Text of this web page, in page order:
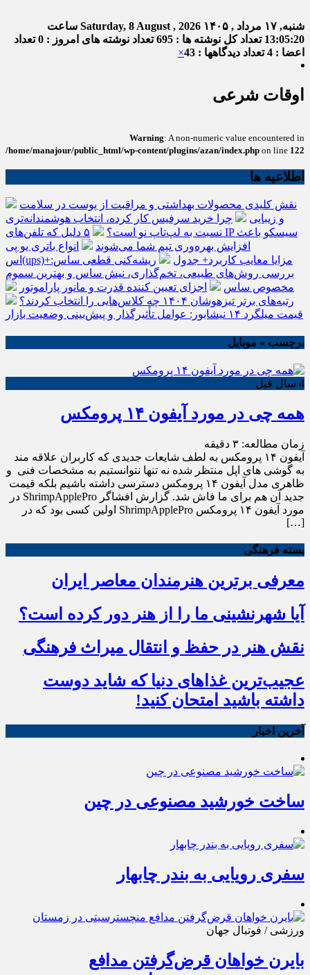
شنبه, ۱۷ مرداد , ۱۴۰۵ Saturday, 8 August , 2026 ساعت
13:05:21 تعداد کل نوشته ها : 695 تعداد نوشته های امروز : 0
تعداد
اعضا : 4
تعداد دیدگاهها : 43 ×
اوقات شرعی
Warning: A non-numeric value encountered in
/home/manajour/public_html/wp-content/plugins/azan/index.php on line 122
اطلاعیه ها
نقش کلیدی محصولات بهداشتی و مراقبت از پوست در سلامت
و زیبایی
چرا خرید سرفیس کار کرده، انتخاب هوشمندانه‌تری
نسبت به لپ‌تاپ نو است؟
۵ دلیل که تلفن‌های IP سیسکو باعث
افزایش بهره‌وری تیم شما می‌شوند
انواع باتری یو پی
اس(ups)+مزایا معایب کاربرد+ جدول
ریشه‌کنی قطعی ساس:
بررسی روش‌های طبیعی، تخم‌گذاری، نیش ساس و بهترین سموم
مخصوص ساس
اجزای تعیین کننده قدرت و مانور پاراموتور
رتبه‌های برتر تیزهوشان ۱۴۰۴ چه کلاس‌هایی را انتخاب کردند؟
قیمت میلگرد ۱۴ نیشابور: عوامل تأثیرگذار و پیش‌بینی وضعیت بازار
برچسب » موبایل
4 سال قبل
همه چی در مورد آیفون ۱۴ پرومکس
زمان مطالعه: ۳ دقیقه
آیفون ۱۴ پرومکس به لطف شایعات جدیدی که کاربران علاقه مند
به گوشی های اپل منتظر شده نه تنها نتوانستیم به مشخصات فنی و
ظاهری مدل آیفون ۱۴ پرومکس دسترسی داشته باشیم بلکه قیمت
جدید آن هم برای ما فاش شد. گزارش افشاگر ShrimpApplePro در
مورد آیفون ۱۴ پرومکس ShrimpApplePro اولین کسی بود که در
[…]
بسته فرهنگی
معرفی برترین هنرمندان معاصر ایران
آیا شهرنشینی ما را از هنر دور کرده است؟
نقش هنر در حفظ و انتقال میراث فرهنگی
عجیب‌ترین غذاهای دنیا که شاید دوست
داشته باشید امتحان کنید!
آخرین اخبار
ساخت خورشید مصنوعی در چین
سفری رویایی به بندر چابهار
ورزشی / فوتبال جهان
بایرن خواهان قرض‌گرفتن مدافع